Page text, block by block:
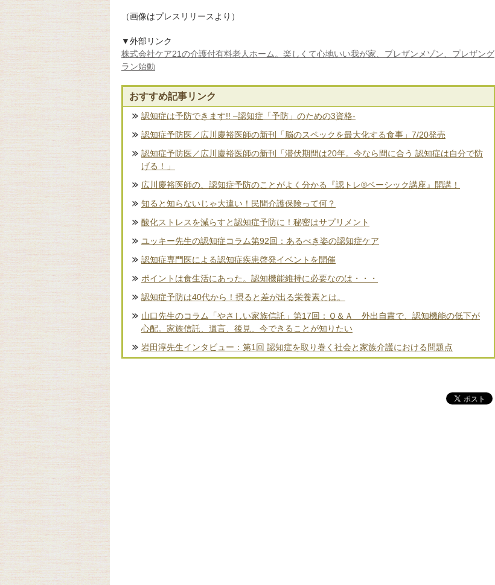
（画像はプレスリリースより）
▼外部リンク
株式会社ケア21の介護付有料老人ホーム。楽しくて心地いい我が家、プレザンメゾン、プレザング
ラン始動
おすすめ記事リンク
認知症は予防できます!! –認知症「予防」のための3資格-
認知症予防医／広川慶裕医師の新刊「脳のスペックを最大化する食事」7/20発売
認知症予防医／広川慶裕医師の新刊「潜伏期間は20年。今なら間に合う 認知症は自分で防
げる！」
広川慶裕医師の、認知症予防のことがよく分かる『認トレ®️ベーシック講座』開講！
知ると知らないじゃ大違い！民間介護保険って何？
酸化ストレスを減らすと認知症予防に！秘密はサプリメント
ユッキー先生の認知症コラム第92回：あるべき姿の認知症ケア
認知症専門医による認知症疾患啓発イベントを開催
ポイントは食生活にあった。認知機能維持に必要なのは・・・
認知症予防は40代から！摂ると差が出る栄養素とは。
山口先生のコラム「やさしい家族信託」第17回：Ｑ＆Ａ 外出自粛で、認知機能の低下が
心配。家族信託、遺言、後見、今できることが知りたい
岩田淳先生インタビュー：第1回 認知症を取り巻く社会と家族介護における問題点